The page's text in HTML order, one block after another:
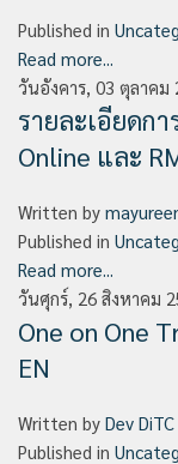
Published in
Read more...
วันอังคาร, 03 ตุลาคม
รายละเอียดก
Online และ
Written by
Published in
Read more...
วันศุกร์, 26 สิงหาคม
One on One
EN
Written by Dev DiTC
Published in